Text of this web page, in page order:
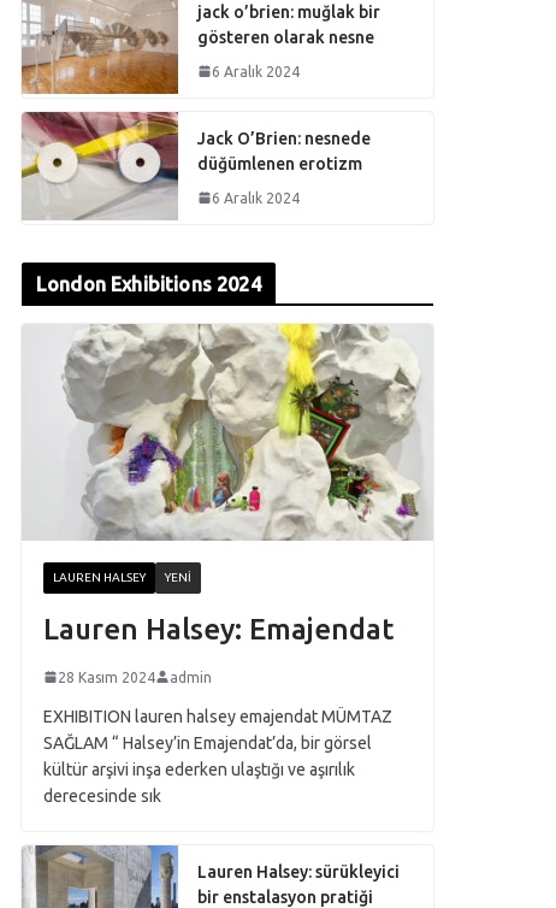
jack o’brien: muğlak bir
gösteren olarak nesne
6 Aralık 2024
Jack O’Brien: nesnede
düğümlenen erotizm
6 Aralık 2024
London Exhibitions 2024
LAUREN HALSEY YENI
Lauren Halsey: Emajendat
28 Kasım 2024 admin
EXHIBITION lauren halsey emajendat MÜMTAZ
SAĞLAM “ Halsey’in Emajendat’da, bir görsel
kültür arşivi inşa ederken ulaştığı ve aşırılık
derecesinde sık
Lauren Halsey: sürükleyici
bir enstalasyon pratiği